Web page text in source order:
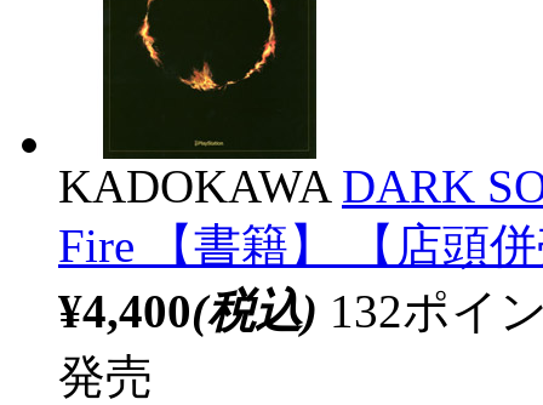
KADOKAWA DARK
Fire 【書籍】 【店頭
¥4,400(税込) 132ポイ
発売